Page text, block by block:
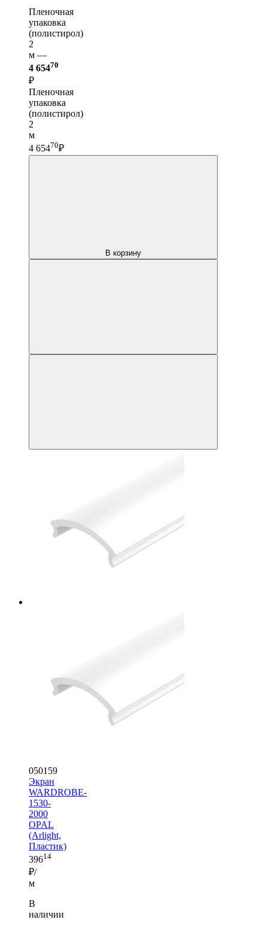
Пленочная
упаковка
(полистирол)
2
м —
4 65470
₽
Пленочная
упаковка
(полистирол)
2
м
4 65470₽
В корзину
050159
Экран
WARDROBE-
1530-
2000
OPAL
(Arlight,
Пластик)
39614
₽/
м
В
наличии